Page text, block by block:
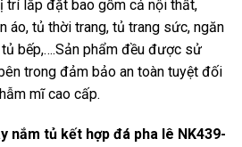
trí lắp đặt bao gồm cả nội thất,
áo, tủ thời trang, tủ trang sức, ngăn
bếp,….Sản phẩm đều được sử
trong đảm bảo an toàn tuyệt đối
mĩ cao cấp.
nắm tủ kết hợp đá pha lê NK439-